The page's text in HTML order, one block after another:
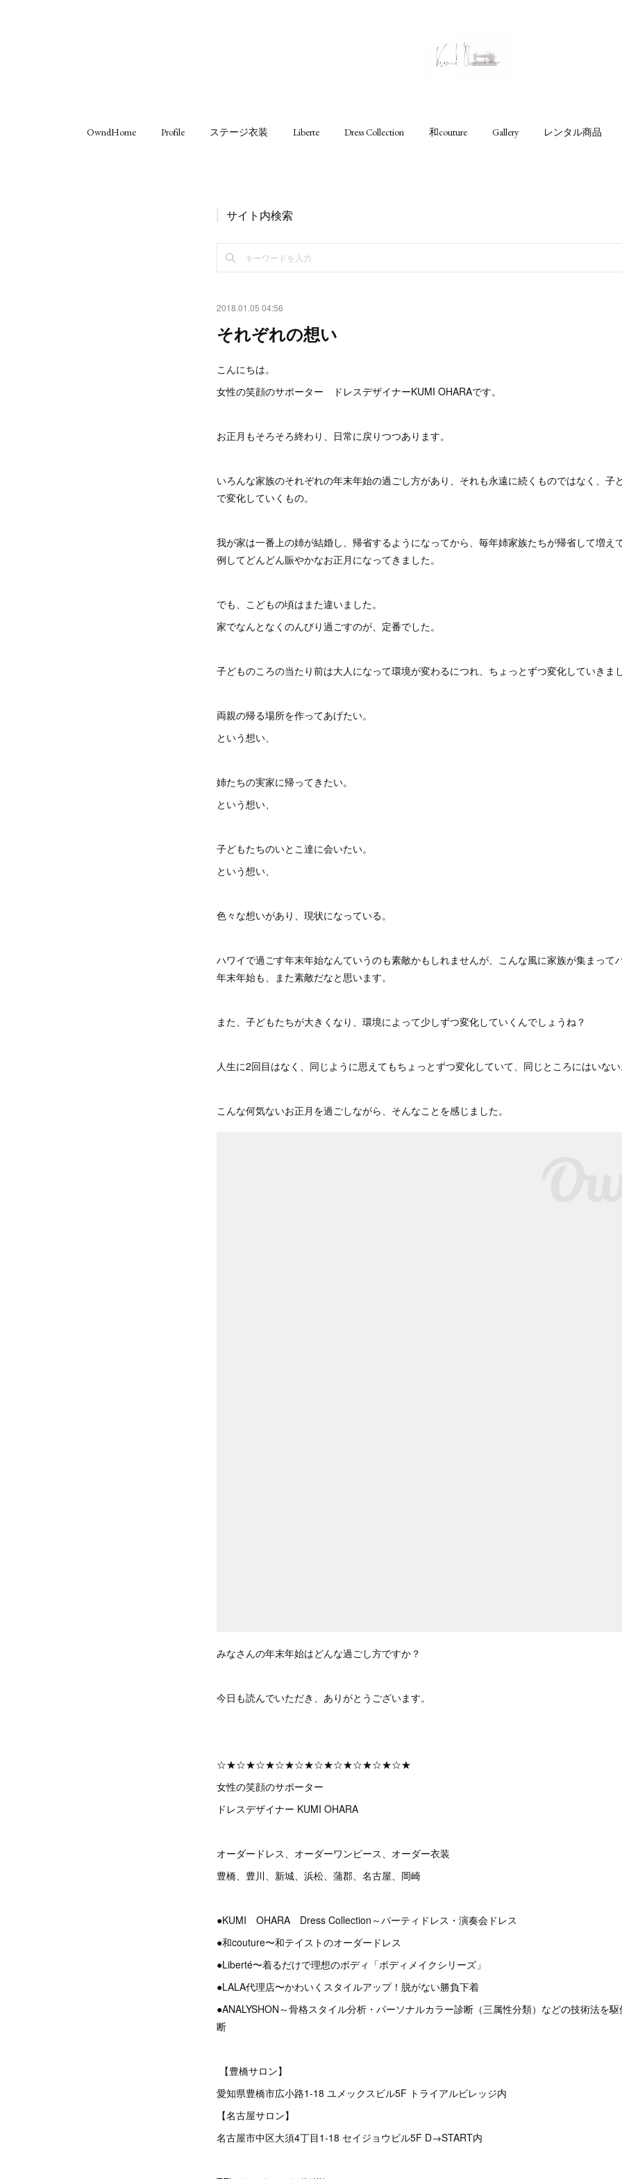
OwndHome Profile ステージ衣装 Liberte Dress Collection 和couture Gallery レンタル商品
サイト内検索
2018.01.05 04:56
それぞれの想い
こんにちは。
女性の笑顔のサポーター ドレスデザイナーKUMI OHARAです。
お正月もそろそろ終わり、日常に戻りつつあります。
いろんな家族のそれぞれの年末年始の過ごし方があり、それも永遠に続くものではなく、子
で変化していくもの。
我が家は一番上の姉が結婚し、帰省するようになってから、毎年姉家族たちが帰省して増え
例してどんどん賑やかなお正月になってきました。
でも、こどもの頃はまた違いました。
家でなんとなくのんびり過ごすのが、定番でした。
子どものころの当たり前は大人になって環境が変わるにつれ、ちょっとずつ変化していきま
両親の帰る場所を作ってあげたい。
という想い、
姉たちの実家に帰ってきたい。
という想い、
子どもたちのいとこ達に会いたい。
という想い、
色々な想いがあり、現状になっている。
ハワイで過ごす年末年始なんていうのも素敵かもしれませんが、こんな風に家族が集まって
年末年始も、また素敵だなと思います。
また、子どもたちが大きくなり、環境によって少しずつ変化していくんでしょうね？
人生に2回目はなく、同じように思えてもちょっとずつ変化していて、同じところにはいな
こんな何気ないお正月を過ごしながら、そんなことを感じました。
みなさんの年末年始はどんな過ごし方ですか？
今日も読んでいただき、ありがとうございます。
☆★☆★☆★☆★☆★☆★☆★☆★☆★☆★
女性の笑顔のサポーター
ドレスデザイナー KUMI OHARA
オーダードレス、オーダーワンピース、オーダー衣装
豊橋、豊川、新城、浜松、蒲郡、名古屋、岡崎
●KUMI OHARA Dress Collection～パーティドレス・演奏会ドレス
●和couture〜和テイストのオーダードレス
●Liberté〜着るだけで理想のボディ「ボディメイクシリーズ」
●LALA代理店〜かわいくスタイルアップ！脱がない勝負下着
●ANALYSHON～骨格スタイル分析・パーソナルカラー診断（三属性分類）などの技術法を
断
【豊橋サロン】
愛知県豊橋市広小路1-18 ユメックスビル5F トライアルビレッジ内
【名古屋サロン】
名古屋市中区大須4丁目1-18 セイジョウビル5F D→START内